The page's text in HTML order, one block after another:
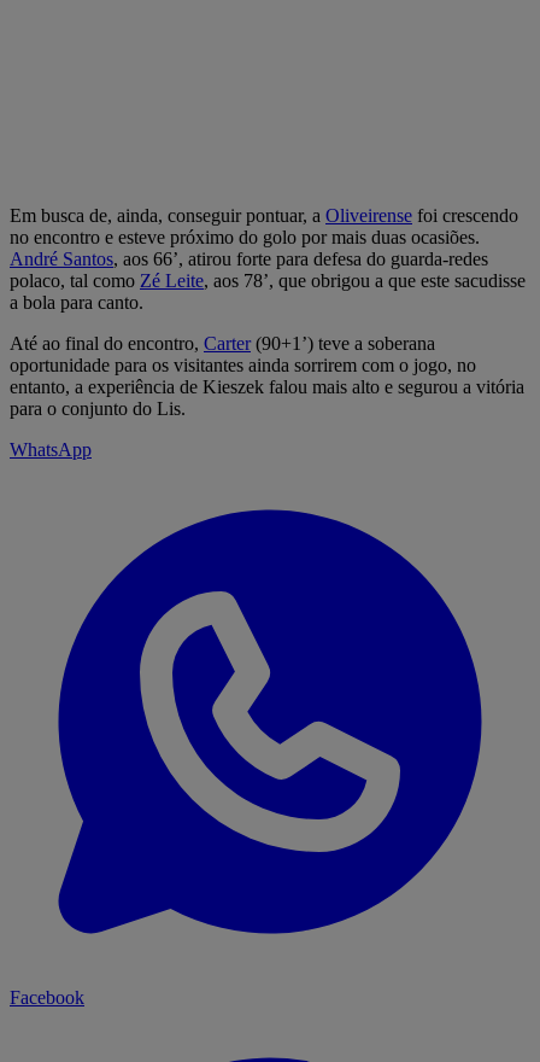
Em busca de, ainda, conseguir pontuar, a Oliveirense foi crescendo
no encontro e esteve próximo do golo por mais duas ocasiões.
André Santos, aos 66’, atirou forte para defesa do guarda-redes
polaco, tal como Zé Leite, aos 78’, que obrigou a que este sacudisse
a bola para canto.
Até ao final do encontro, Carter(90+1’) teve a soberana
oportunidade para os visitantes ainda sorrirem com o jogo, no
entanto, a experiência de Kieszek falou mais alto e segurou a vitória
para o conjunto do Lis.
WhatsApp
Facebook